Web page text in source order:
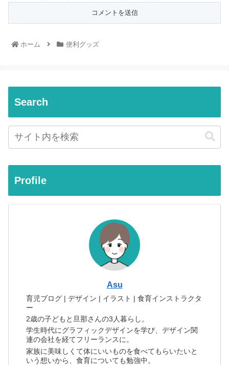
ホーム 便利グッズ
Search
Profile
Asu
育児ブログ | デザイン | イラスト | 食育インストラクタ
ー
2歳の子どもと旦那さんの3人暮らし。
学生時代にグラフィックデザインを学び、デザイン関
連の会社を経てフリーランスに。
家族に美味しくて体にいいものを食べてもらいたいと
いう想いから、食育についても勉強中。